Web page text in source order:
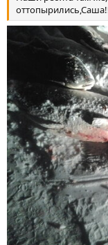
http://i60.fastpic.ru/
d262e7cd2.jpg?noht=1